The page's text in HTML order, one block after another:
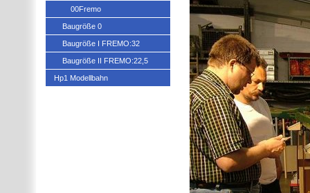
00Fremo
Baugröße 0
Baugröße I FREMO:32
Baugröße II FREMO:22,5
Hp1 Modellbahn